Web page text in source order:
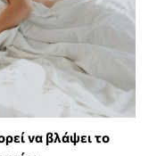
να βλάψει το